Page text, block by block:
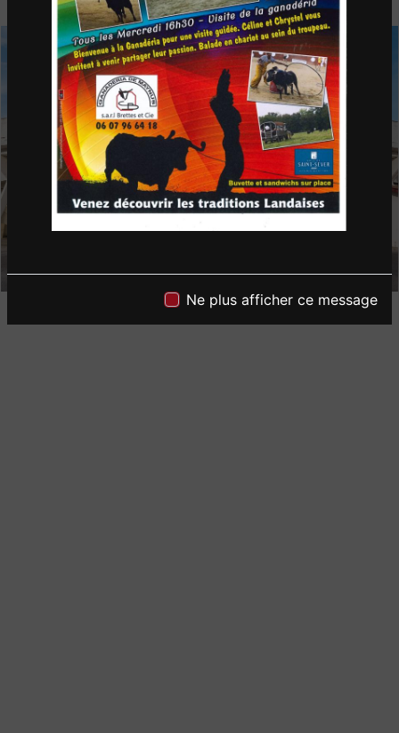
Ne plus afficher ce message